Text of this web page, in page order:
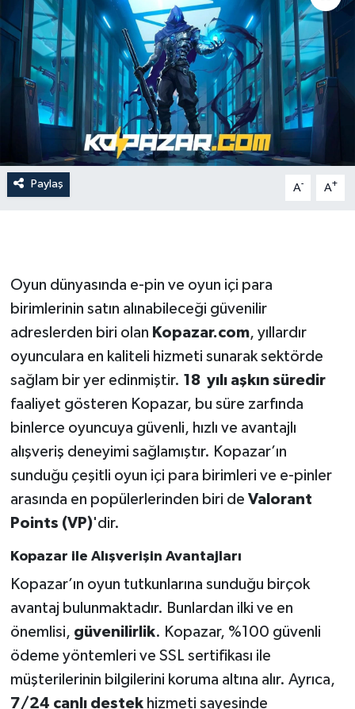
Paylaş A- A+
Oyun dünyasında e-pin ve oyun içi para
birimlerinin satın alınabileceği güvenilir
adreslerden biri olan Kopazar.com, yıllardır
oyunculara en kaliteli hizmeti sunarak sektörde
sağlam bir yer edinmiştir. 18 yılı aşkın süredir
faaliyet gösteren Kopazar, bu süre zarfında
binlerce oyuncuya güvenli, hızlı ve avantajlı
alışveriş deneyimi sağlamıştır. Kopazar’ın
sunduğu çeşitli oyun içi para birimleri ve e-pinler
arasında en popülerlerinden biri de Valorant
Points (VP)'dir.
Kopazar ile Alışverişin Avantajları
Kopazar’ın oyun tutkunlarına sunduğu birçok
avantaj bulunmaktadır. Bunlardan ilki ve en
önemlisi, güvenilirlik. Kopazar, %100 güvenli
ödeme yöntemleri ve SSL sertifikası ile
müşterilerinin bilgilerini koruma altına alır. Ayrıca,
7/24 canlı destekhizmeti sayesinde
İLÇE HABERLERİ
KÜLTÜR-SANAT
KSÜ
DÜNYA
ROPORTAJ
YEREL YÖNETİM
SEÇİM 2011
ÜÇÜNCÜ SAYFA
Yemek
SEÇİM 2014
KİM KİMDİR
ÇEK GÖNDER